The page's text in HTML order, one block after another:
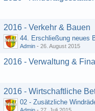
2016 - Verkehr & Bauen
44. Erschließung neues
Admin - 26. August 2015
2016 - Verwaltung &
2016 - Wirtschaftliche
02 - Zusätzliche